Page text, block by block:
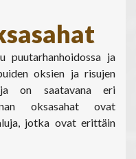
puutarhanhoidossa ja
oksien ja risujen
on saatavana eri
oksasahat ovat
jotka ovat erittäin